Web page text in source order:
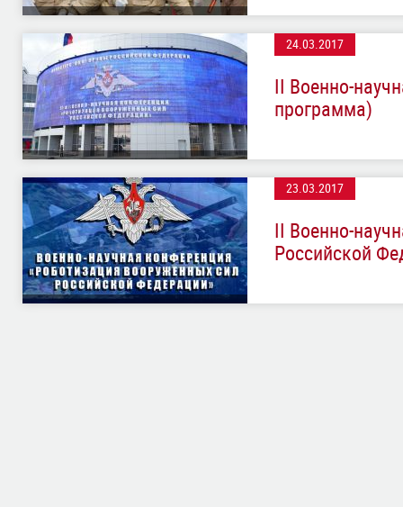
24.03.2017
II Военно-
программа)
23.03.2017
II Военно-
Российской